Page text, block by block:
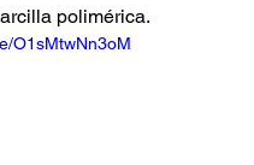
polimérica.
O1sMtwNn3oM